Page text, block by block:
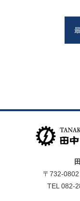
〒732-
TEL 082-